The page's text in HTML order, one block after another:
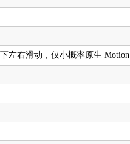
左右滑动，仅小概率原生 Motion